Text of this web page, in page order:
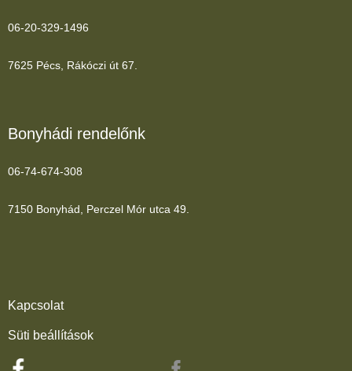
06-20-329-1496
7625 Pécs, Rákóczi út 67.
Bonyhádi rendelőnk
06-74-674-308
7150 Bonyhád, Perczel Mór utca 49.
Kapcsolat
Süti beállítások